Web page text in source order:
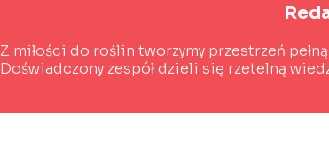
Z miłości do roślin tworzymy przestrzeń
Doświadczony zespół dzieli się rzetelną